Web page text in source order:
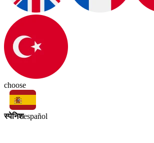
choose
स्पेनिशespañol